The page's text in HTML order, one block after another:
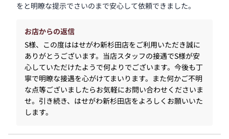
をと明瞭な提示でさいのまで安心して依頼できました。
お店からの返信
S様、この度ははせがわ新杉田店をご利用いただき誠に
ありがとうございます。当店スタッフの接遇でS様が安
心していただけたようで何よりでございます。今後も丁
寧で明瞭な接遇を心がけてまいります。また何かご不明
な点等ございましたらお気軽にお問い合わせくださいま
せ。引き続き、はせがわ新杉田店をよろしくお願いいた
します。